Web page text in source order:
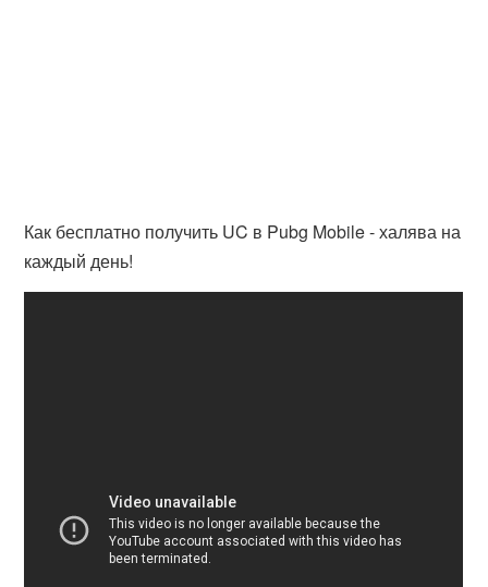
Как бесплатно получить UC в Pubg Mobile - халява на
каждый день!